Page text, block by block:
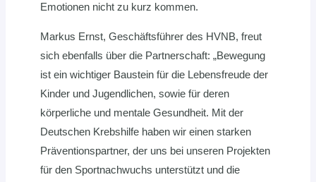
Emotionen nicht zu kurz kommen.
Markus Ernst, Geschäftsführer des HVNB, freut
sich ebenfalls über die Partnerschaft: „Bewegung
ist ein wichtiger Baustein für die Lebensfreude der
Kinder und Jugendlichen, sowie für deren
körperliche und mentale Gesundheit. Mit der
Deutschen Krebshilfe haben wir einen starken
Präventionspartner, der uns bei unseren Projekten
für den Sportnachwuchs unterstützt und die